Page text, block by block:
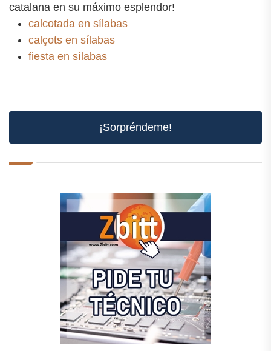
catalana en su máximo esplendor!
calcotada en sílabas
calçots en sílabas
fiesta en sílabas
¡Sorpréndeme!